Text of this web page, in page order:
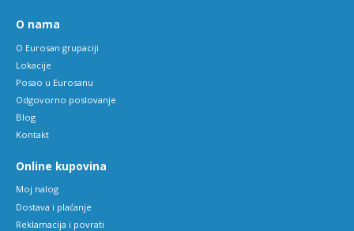
O nama
O Eurosan grupaciji
Lokacije
Posao u Eurosanu
Odgovorno poslovanje
Blog
Kontakt
Online kupovina
Moj nalog
Dostava i plaćanje
Reklamacija i povrati